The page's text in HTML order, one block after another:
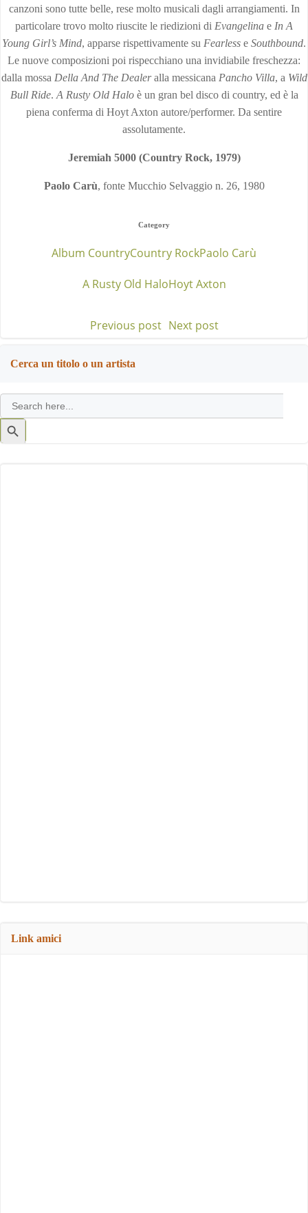
canzoni sono tutte belle, rese molto musicali dagli arrangiamenti. In
particolare trovo molto riuscite le riedizioni di Evangelina e In A
Young Girl’s Mind, apparse rispettivamente su Fearless e Southbound.
Le nuove composizioni poi rispecchiano una invidiabile freschezza:
dalla mossa Della And The Dealeralla messicana Pancho Villa, a Wild
Bull Ride. A Rusty Old Haloè un gran bel disco di country, ed è la
piena conferma di Hoyt Axton autore/performer. Da sentire
assolutamente.
Jeremiah 5000 (Country Rock, 1979)
Paolo Carù, fonte Mucchio Selvaggio n. 26, 1980
Category
Album CountryCountry RockPaolo Carù
A Rusty Old HaloHoyt Axton
Post
navigation
Previous post Post
Next post
Cerca un titolo o un artista
Search
for:
Search
Button
Link amici